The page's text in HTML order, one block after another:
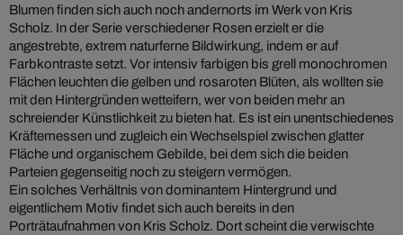
Blumen finden sich auch noch andernorts im Werk von Kris
Scholz. In der Serie verschiedener Rosen erzielt er die
angestrebte, extrem naturferne Bildwirkung, indem er auf
Farbkontraste setzt. Vor intensiv farbigen bis grell monochromen
Flächen leuchten die gelben und rosaroten Blüten, als wollten sie
mit den Hintergründen wetteifern, wer von beiden mehr an
schreiender Künstlichkeit zu bieten hat. Es ist ein unentschiedenes
Kräftemessen und zugleich ein Wechselspiel zwischen glatter
Fläche und organischem Gebilde, bei dem sich die beiden
Parteien gegenseitig noch zu steigern vermögen.
Ein solches Verhältnis von dominantem Hintergrund und
eigentlichem Motiv findet sich auch bereits in den
Porträtaufnahmen von Kris Scholz. Dort scheint die verwischte